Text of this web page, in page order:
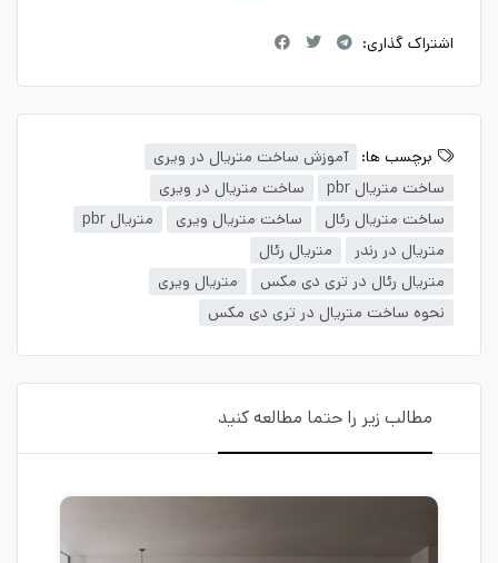
اشتراک گذاری:
برچسب ها:
آموزش ساخت متریال در ویری
ساخت متریال pbr
ساخت متریال در ویری
ساخت متریال رئال
ساخت متریال ویری
متریال pbr
متریال در رندر
متریال رئال
متریال رئال در تری دی مکس
متریال ویری
نحوه ساخت متریال در تری دی مکس
مطالب زیر را حتما مطالعه کنید